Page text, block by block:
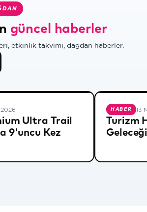
güncel haberler
etkinlik takvimi, dağdan haberler.
Ultra Trail
9'uncu Kez
HABER 13
Turizm